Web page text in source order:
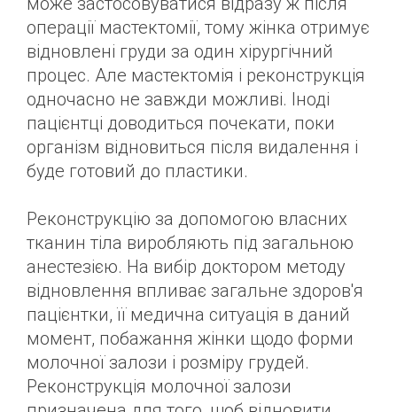
операції мастектомії, тому жінка отримує
відновлені груди за один хірургічний
процес. Але мастектомія і реконструкція
одночасно не завжди можливі. Іноді
пацієнтці доводиться почекати, поки
організм відновиться після видалення і
буде готовий до пластики.
Реконструкцію за допомогою власних
тканин тіла виробляють під загальною
анестезією. На вибір доктором методу
відновлення впливає загальне здоров'я
пацієнтки, її медична ситуація в даний
момент, побажання жінки щодо форми
молочної залози і розміру грудей.
Реконструкція молочної залози